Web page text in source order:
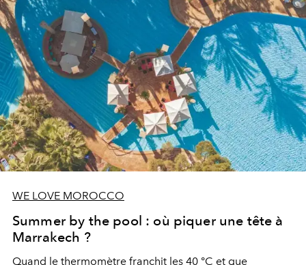
WE LOVE MOROCCO
Summer by the pool : où piquer une tête à
Marrakech ?
Quand le thermomètre franchit les 40 °C et que